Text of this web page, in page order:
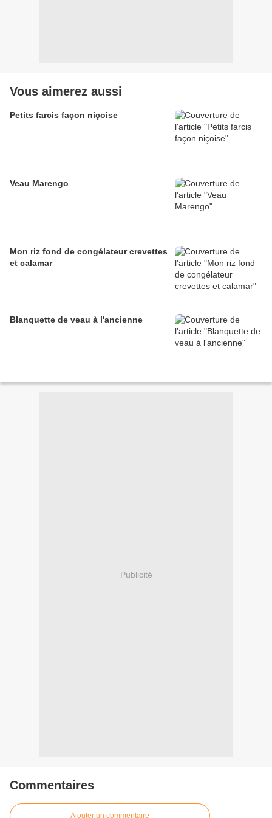
Vous aimerez aussi
Petits farcis façon niçoise
Veau Marengo
Mon riz fond de congélateur crevettes
et calamar
Blanquette de veau à l'ancienne
Publicité
Commentaires
Ajouter un commentaire